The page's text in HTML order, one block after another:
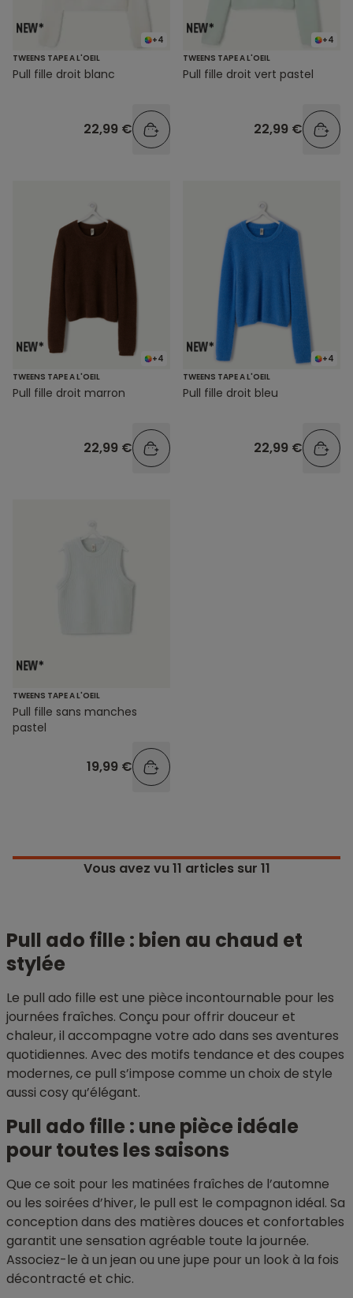
+4
TWEENS TAPE A L'OEIL
Pull fille droit blanc
22,99 €
+4
TWEENS TAPE A L'OEIL
Pull fille droit vert pastel
22,99 €
+4
TWEENS TAPE A L'OEIL
Pull fille droit marron
22,99 €
+4
TWEENS TAPE A L'OEIL
Pull fille droit bleu
22,99 €
TWEENS TAPE A L'OEIL
Pull fille sans manches
pastel
19,99 €
Vous avez vu11 articles sur 11
Pull ado fille : bien au chaud et
stylée
Le pull ado fille est une pièce incontournable pour les
journées fraîches. Conçu pour offrir douceur et
chaleur, il accompagne votre ado dans ses aventures
quotidiennes. Avec des motifs tendance et des coupes
modernes, ce pull s’impose comme un choix de style
aussi cosy qu’élégant.
Pull ado fille : une pièce idéale
pour toutes les saisons
Que ce soit pour les matinées fraîches de l’automne
ou les soirées d’hiver, le pull est le compagnon idéal. Sa
conception dans des matières douces et confortables
garantit une sensation agréable toute la journée.
Associez-le à un jean ou une jupe pour un look à la fois
décontracté et chic.